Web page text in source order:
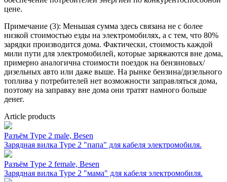
цене.
Примечание (3): Меньшая сумма здесь связана не с более
низкой стоимостью езды на электромобилях, а с тем, что 80%
зарядки производится дома. Фактически, стоимость каждой
мили пути для электромобилей, которые заряжаются вне дома,
примерно аналогична стоимости поездок на бензиновых/
дизельных авто или даже выше. На рынке бензина/дизельного
топлива у потребителей нет возможности заправляться дома,
поэтому на заправку вне дома они тратят намного больше
денег.
Article products
Разъём Type 2 male, Besen
Зарядная вилка Type 2 "папа" для кабеля электромобиля.
Разъём Type 2 female, Besen
Зарядная вилка Type 2 "мама" для кабеля электромобиля.